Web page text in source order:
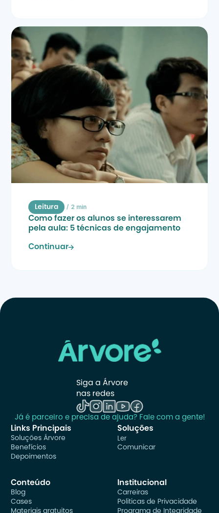
Leitura / 2 min
Como fazer os alunos se interessarem
pela aula: 5 técnicas de engajamento
Continuar
Siga a Árvore
nas redes
Já é parceiro e precisa de ajuda? Fale com a gente!
Links Principais
Soluções Árvore
Benefícios
Depoimentos
Soluções
Ler
Comunicar
Conteúdo
Blog
Cases
Materiais gratuitos
Institucional
Carreiras
Politicas de Privacidade
Programa de Integridade